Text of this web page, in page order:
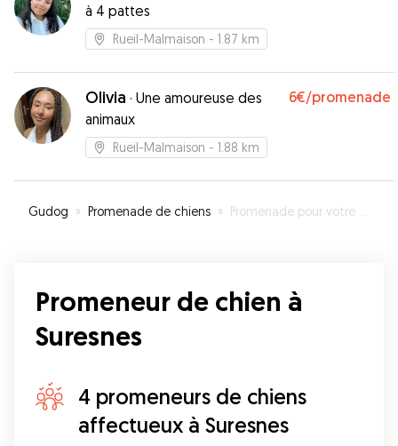
à 4 pattes
Rueil-Malmaison - 1.87 km
Olivia · Une amoureuse des
animaux
6€/promenade
Rueil-Malmaison - 1.88 km
Gudog » Promenade de chiens » Promenade pour votre chien à Suresnes
Promeneur de chien à
Suresnes
4 promeneurs de chiens
affectueux à Suresnes